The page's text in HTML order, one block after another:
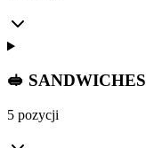
🥪 SANDWICHES
5 pozycji